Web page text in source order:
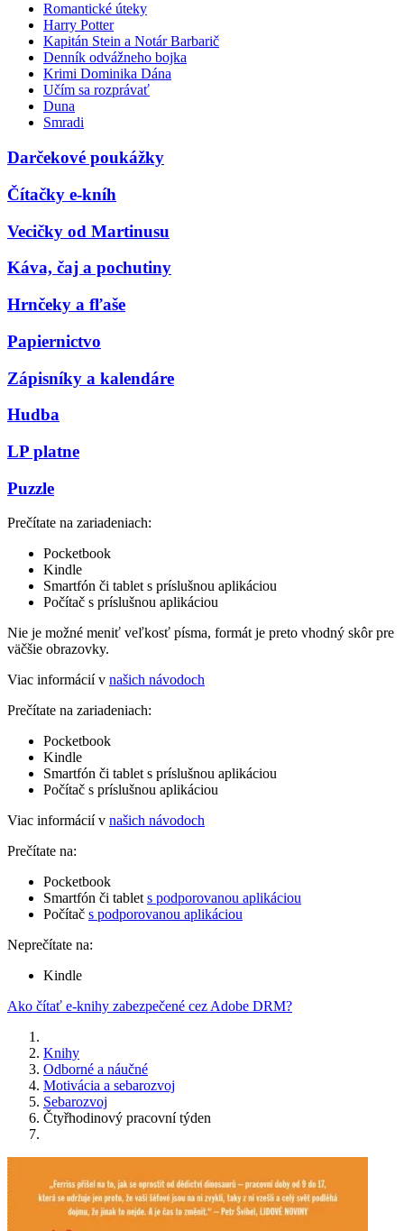
Romantické úteky
Harry Potter
Kapitán Stein a Notár Barbarič
Denník odvážneho bojka
Krimi Dominika Dána
Učím sa rozprávať
Duna
Smradi
Darčekové poukážky
Čítačky e-kníh
Vecičky od Martinusu
Káva, čaj a pochutiny
Hrnčeky a fľaše
Papiernictvo
Zápisníky a kalendáre
Hudba
LP platne
Puzzle
Prečítate na zariadeniach:
Pocketbook
Kindle
Smartfón či tablet s príslušnou aplikáciou
Počítač s príslušnou aplikáciou
Nie je možné meniť veľkosť písma, formát je preto vhodný skôr pre
väčšie obrazovky.
Viac informácií v našich návodoch
Prečítate na zariadeniach:
Pocketbook
Kindle
Smartfón či tablet s príslušnou aplikáciou
Počítač s príslušnou aplikáciou
Viac informácií v našich návodoch
Prečítate na:
Pocketbook
Smartfón či tablet s podporovanou aplikáciou
Počítač s podporovanou aplikáciou
Neprečítate na:
Kindle
Ako čítať e-knihy zabezpečené cez Adobe DRM?
Knihy
Odborné a náučné
Motivácia a sebarozvoj
Sebarozvoj
Čtyřhodinový pracovní týden